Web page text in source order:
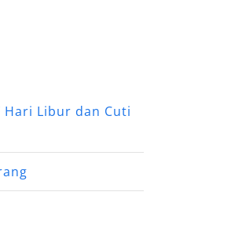
Hari Libur dan Cuti